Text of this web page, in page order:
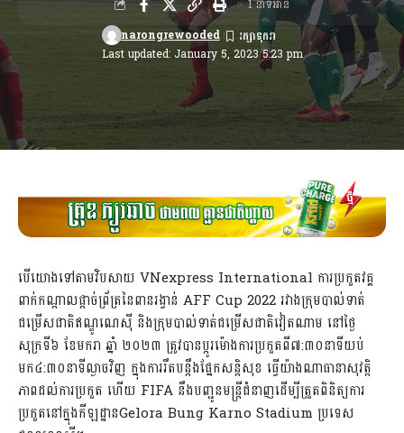
Last updated: January 5, 2023 5:23 pm
narongrewooded
1 នាទីអាន
បើយោងទៅតាមវិបសាយ VNexpress International ការប្រកួតវគ្គ
ពាក់កណ្តាលផ្តាច់ព្រ័ត្រនៃពានរង្វាន់ AFF Cup 2022 រវាងក្រុមបាល់ទាត់
ជម្រើសជាតិឥណ្ឌូណេស៊ី និងក្រុមបាល់ទាត់ជម្រើសជាតិវៀតណាម នៅថ្ងៃ
សុក្រទី៦ ខែមករា ឆ្នាំ ២០២៣ ត្រូវបានប្ដូរម៉ោងការប្រកួតពី៧:៣០នាទីយប់
មក៤:៣០នាទីល្ងាចវិញ ក្នុងការរឹតបន្តឹងផ្នែកសន្តិសុខ ធ្វើយ៉ាងណាធានាសុវត្តិ
ភាពដល់ការប្រកួត ហើយ FIFA នឹងបញ្ជូនមន្ត្រីជំនាញដើម្បីត្រួតពិនិត្យការ
ប្រកួតនៅក្នុងកីឡដ្ឋានGelora Bung Karno Stadium ប្រទេស